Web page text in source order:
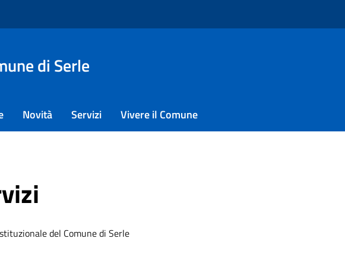
di Serle
Novità Servizi Vivere il Comune
del Comune di Serle